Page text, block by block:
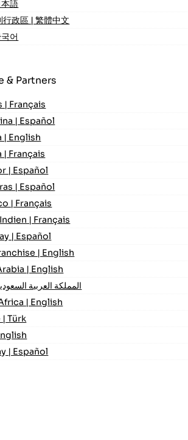
語
行政區 | 繁體中文
어
& Partners
| Français
| Español
| English
| Français
| Español
| Español
| Français
| Français
| Español
| English
| English
المملكة العربية
| English
| Türk
| Español